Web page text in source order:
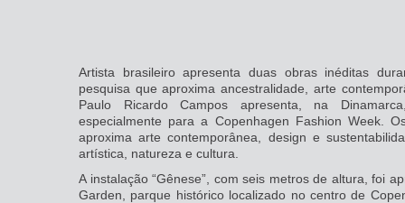
Artista brasileiro apresenta duas obras inéditas
pesquisa que aproxima ancestralidade, arte
Paulo Ricardo Campos apresenta, na
especialmente para a Copenhagen Fashion Week.
aproxima arte contemporânea, design e
artística, natureza e cultura.
A instalação “Gênese”, com seis metros de altura, foi
Garden, parque histórico localizado no centro de